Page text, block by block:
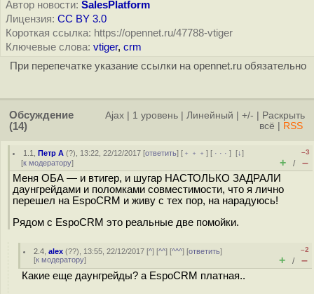
Автор новости: SalesPlatform
Лицензия: CC BY 3.0
Короткая ссылка: https://opennet.ru/47788-vtiger
Ключевые слова: vtiger, crm
При перепечатке указание ссылки на opennet.ru обязательно
Обсуждение
(14)
Ajax 1 уровень Линейный +/-
Раскрыть
всё
RSS
1.1 ,Петр А (?), 13:22, 22/12/2017 [ответить] [ ﹢﹢﹢] [ · · ·][↓]
[к модератору]
–3
+ / –
Меня ОБА — и втигер, и шугар НАСТОЛЬКО ЗАДРАЛИ
даунгрейдами и поломками совместимости, что я лично
перешел на EspoCRM и живу с тех пор, на нарадуюсь!
Рядом с EspoCRM это реальные две помойки.
2.4 ,alex (??), 13:55, 22/12/2017 [^] [^^] [^^^] [ответить]
[к модератору]
–2
+ / –
Какие еще даунгрейды? а EspoCRM платная..